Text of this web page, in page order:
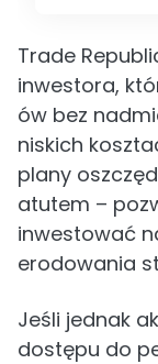
Trade
inwestora,
ów bez
niskich
plany
atutem –
inwestować
erodowania
Jeśli jednak
dostępu do